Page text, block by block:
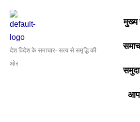
content
देश विदेश के समाचार- सत्य से समृद्धि की
ओर
मुख्य
आप
navigation